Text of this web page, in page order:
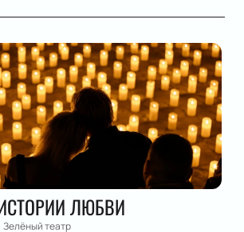
ИСТОРИИ ЛЮБВИ
Зелёный театр